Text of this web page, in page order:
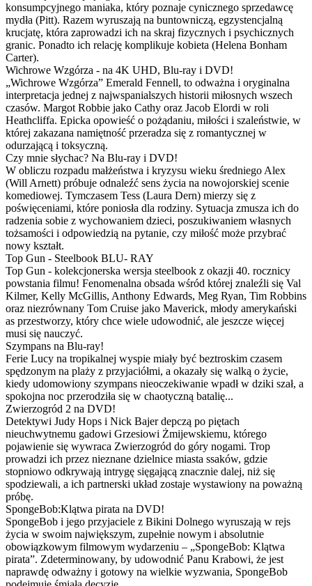
konsumpcyjnego maniaka, który poznaje cynicznego sprzedawcę
mydła (Pitt). Razem wyruszają na buntowniczą, egzystencjalną
krucjatę, która zaprowadzi ich na skraj fizycznych i psychicznych
granic. Ponadto ich relację komplikuje kobieta (Helena Bonham
Carter).
Wichrowe Wzgórza - na 4K UHD, Blu-ray i DVD!
„Wichrowe Wzgórza” Emerald Fennell, to odważna i oryginalna
interpretacja jednej z najwspanialszych historii miłosnych wszech
czasów. Margot Robbie jako Cathy oraz Jacob Elordi w roli
Heathcliffa. Epicka opowieść o pożądaniu, miłości i szaleństwie, w
której zakazana namiętność przeradza się z romantycznej w
odurzającą i toksyczną.
Czy mnie słychac? Na Blu-ray i DVD!
W obliczu rozpadu małżeństwa i kryzysu wieku średniego Alex
(Will Arnett) próbuje odnaleźć sens życia na nowojorskiej scenie
komediowej. Tymczasem Tess (Laura Dern) mierzy się z
poświęceniami, które poniosła dla rodziny. Sytuacja zmusza ich do
radzenia sobie z wychowaniem dzieci, poszukiwaniem własnych
tożsamości i odpowiedzią na pytanie, czy miłość może przybrać
nowy kształt.
Top Gun - Steelbook BLU- RAY
Top Gun - kolekcjonerska wersja steelbook z okazji 40. rocznicy
powstania filmu! Fenomenalna obsada wśród której znaleźli się Val
Kilmer, Kelly McGillis, Anthony Edwards, Meg Ryan, Tim Robbins
oraz niezrównany Tom Cruise jako Maverick, młody amerykański
as przestworzy, który chce wiele udowodnić, ale jeszcze więcej
musi się nauczyć.
Szympans na Blu-ray!
Ferie Lucy na tropikalnej wyspie miały być beztroskim czasem
spędzonym na plaży z przyjaciółmi, a okazały się walką o życie,
kiedy udomowiony szympans nieoczekiwanie wpadł w dziki szał, a
spokojna noc przerodziła się w chaotyczną batalię...
Zwierzogród 2 na DVD!
Detektywi Judy Hops i Nick Bajer depczą po piętach
nieuchwytnemu gadowi Grzesiowi Żmijewskiemu, którego
pojawienie się wywraca Zwierzogród do góry nogami. Trop
prowadzi ich przez nieznane dzielnice miasta ssaków, gdzie
stopniowo odkrywają intrygę sięgającą znacznie dalej, niż się
spodziewali, a ich partnerski układ zostaje wystawiony na poważną
próbę.
SpongeBob:Klątwa pirata na DVD!
SpongeBob i jego przyjaciele z Bikini Dolnego wyruszają w rejs
życia w swoim największym, zupełnie nowym i absolutnie
obowiązkowym filmowym wydarzeniu – „SpongeBob: Klątwa
pirata”. Zdeterminowany, by udowodnić Panu Krabowi, że jest
naprawdę odważny i gotowy na wielkie wyzwania, SpongeBob